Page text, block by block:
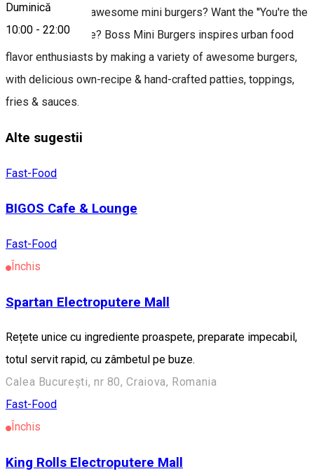
Duminică
10:00 - 22:00
Want delicious & awesome mini burgers? Want the ''You're the
Boss!'' experience? Boss Mini Burgers inspires urban food
flavor enthusiasts by making a variety of awesome burgers,
with delicious own-recipe & hand-crafted patties, toppings,
fries & sauces.
Alte sugestii
Fast-Food
BIGOS Cafe & Lounge
Fast-Food
Închis
Spartan Electroputere Mall
Rețete unice cu ingrediente proaspete, preparate impecabil,
totul servit rapid, cu zâmbetul pe buze.
Calea București, nr 80, Craiova, Romania
Fast-Food
Închis
King Rolls Electroputere Mall